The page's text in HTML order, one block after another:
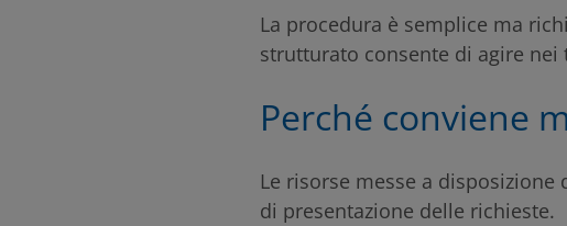
La procedura è semplice ma
strutturato consente di agire
Perché conviene
Le risorse messe a
di presentazione delle richieste.